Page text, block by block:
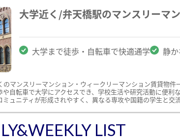
大学近く/弁天橋駅のマンスリーマ
大学まで徒歩・自転車で快適通学 静
のマンスリーマンション・ウィークリーマンション賃貸物
や自転車で大学にアクセスでき、学校生活や研究活動に便
ミュニティが形成されやすく、異なる専攻や国籍の学生と交
LIST